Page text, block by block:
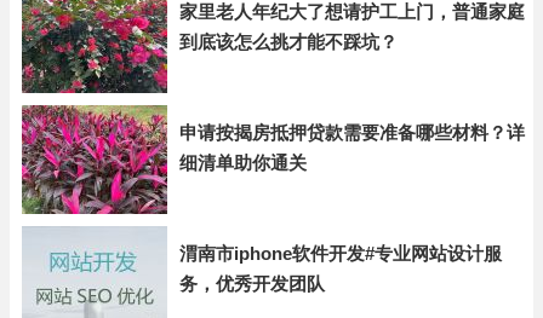
家里老人年纪大了想请护工上门，普通家庭
到底该怎么挑才能不踩坑？
申请按揭房抵押贷款需要准备哪些材料？详
细清单助你通关
渭南市iphone软件开发#专业网站设计服
务，优秀开发团队